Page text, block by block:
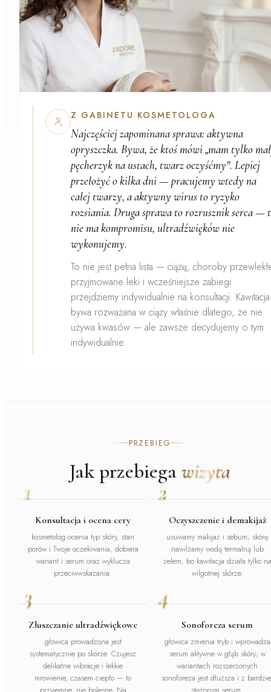
Z GABINETU KOSMETOLOGA
Najczęściej zapominana sprawa:aktywna
opryszczka. Bywa, że ktoś mówi „mam tylko
pęcherzyk na ustach, twarz oczyśćmy". Lepiej
przełożyć o kilka dni — pracujemy wtedy na
całej twarzy, a aktywny wirus to ryzyko
rozsiania. Druga sprawa to rozrusznik serca —
nie ma kompromisu, ultradźwięków nie
wykonujemy.
To nie jest pełna lista — ciążę, choroby
przyjmowane leki i wcześniejsze zabiegi
przejdziemy indywidualnie na konsultacji. Kawitacja
bywa rozważana w ciąży właśnie dlatego, że nie
używa kwasów — ale zawsze decydujemy o tym
indywidualnie.
PRZEBIEG
Jak przebiegawizyta
1
Konsultacja i ocena cery
kosmetolog ocenia typ skóry, stan
porów i Twoje oczekiwania, dobiera
wariant i serum oraz wyklucza
przeciwwskazania.
2
Oczyszczenie i demakijaż
usuwamy makijaż i sebum; skórę
nawilżamy wodą termalną lub
żelem, bo kawitacja działa tylko na
wilgotnej skórze.
3
Złuszczanie ultradźwiękowe
głowica prowadzona jest
systematycznie po skórze. Czujesz
delikatne wibracje i lekkie
mrowienie, czasem ciepło — to
4
Sonoforeza serum
głowica zmienia tryb i wprowadza
serum aktywne w głąb skóry; w
wariantach rozszerzonych
sonoforeza jest dłuższa i z